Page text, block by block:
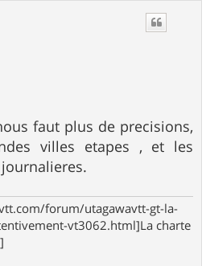
faut plus de precisions,
villes etapes , et les
forum/utagawavtt-gt-la-
vt3062.html]La charte